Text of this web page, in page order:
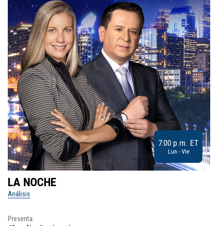
7:00 p.m. ET
Lun - Vie
LA NOCHE
Análisis
Presenta: